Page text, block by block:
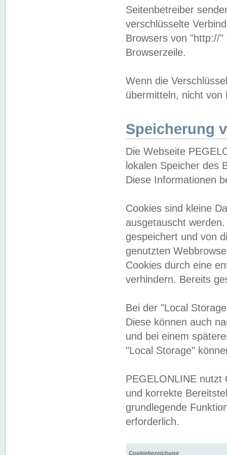
Seitenbetreiber
verschlüsselte
Browsers von "http://
Browserzeile.
Wenn die
übermitteln, nicht von
Speicherung
Die Webseite
lokalen Speicher des
Diese Informationen
Cookies sind kleine
ausgetauscht
gespeichert und von
genutzten
Cookies durch eine
verhindern. Bereits
Bei der "Local
Diese können auch
und bei einem
"Local Storage"
PEGELONLINE nutzt
und korrekte
grundlegende
erforderlich.
Cookiebezeichung